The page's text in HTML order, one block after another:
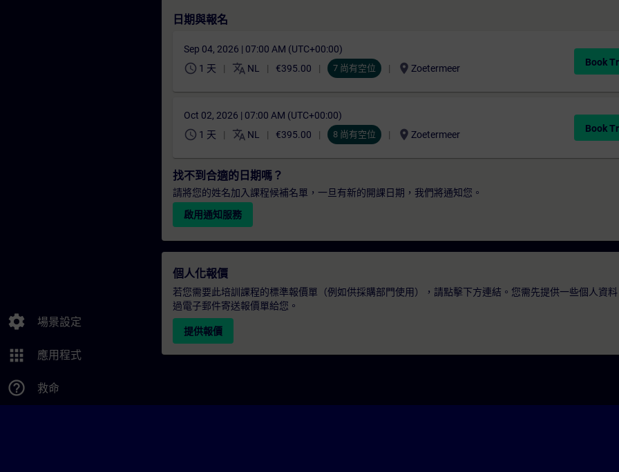
settings 場景設定
apps 應用程式
help_outline 救命
日期與報名
Sep 04, 2026 | 07:00 AM (UTC+00:00)
schedule 1 天 translate NL €395.00 7 尚有空位 location_on Zoetermeer
Book
Oct 02, 2026 | 07:00 AM (UTC+00:00)
schedule 1 天 translate NL €395.00 8 尚有空位 location_on Zoetermeer
Book
找不到合適的日期嗎？
請將您的姓名加入課程候補名單，一旦有新的開課日期，我們將通知您。
啟用通知服務
個人化報價
若您需要此培訓課程的標準報價單（例如供採購部門使用），請點擊下方連結。您需先提供一些個人資
過電子郵件寄送報價單給您。
提供報價